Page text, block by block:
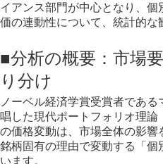
イアンス部門が中心となり、
価の連動性について、統計的な
■分析の概要：市場
り分け
ノーベル経済学賞受賞者であ
唱した現代ポートフォリオ理
の価格変動は、市場全体の影
銘柄固有の理由で変動する「個
います。